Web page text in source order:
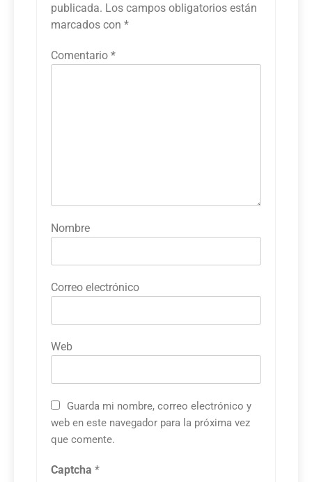
publicada. Los campos obligatorios están
marcados con *
Comentario *
Nombre
Correo electrónico
Web
Guarda mi nombre, correo electrónico y
web en este navegador para la próxima vez
que comente.
Captcha *